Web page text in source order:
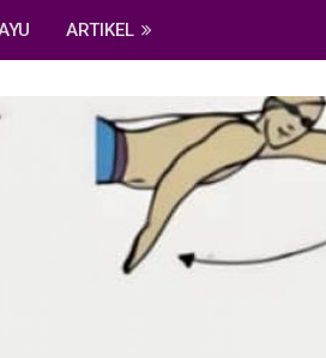
ARTIKEL